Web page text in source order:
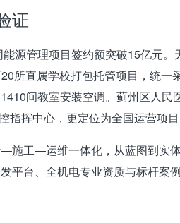
证
源管理项目签约额突破15亿元。
所直属学校打包托管项目，统一
间教室安装空调。 蓟州区人民
指挥中心，更定位为全国运营项
施工—运维一体化，从蓝图到实
平台、全机电专业资质与标杆